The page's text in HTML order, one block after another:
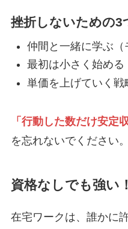
挫折しないための3
仲間と一緒に学ぶ（
最初は小さく始める
単価を上げていく戦
「行動した数だけ安定
を忘れないでください。
資格なしでも強い
在宅ワークは、誰かに